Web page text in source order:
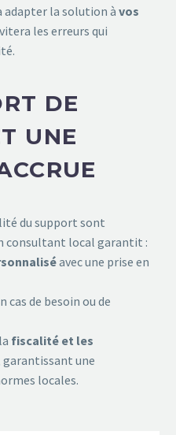
adapter la solution à vos
les erreurs qui
DE
UNE
du support sont
consultant local garantit :
avec une prise en
cas de besoin ou de
fiscalité et les
garantissant une
locales.